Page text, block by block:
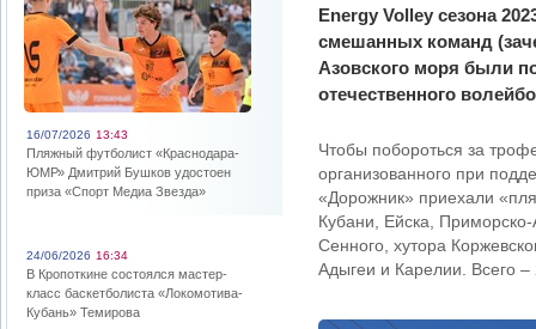
16/07/2026 13:43
Пляжный футболист «Краснодара-
ЮМР» Дмитрий Бушков удостоен
приза «Спорт Медиа Звезда»
24/06/2026 16:34
В Кропоткине состоялся мастер-
класс баскетболиста «Локомотива-
Кубань» Темирова
Energy Volley сезона
смешанных команд
Азовского моря были
отечественного
Чтобы побороться за
организованного при
«Дорожник» приехали
Кубани, Ейска,
Сенного, хутора
Адыгеи и Карелии. Всего